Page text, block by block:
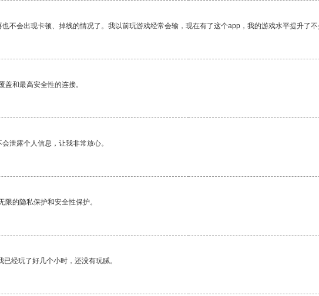
不会出现卡顿、掉线的情况了。我以前玩游戏经常会输，现在有了这个app，我的游戏水平提升了不
和最高安全性的连接。
泄露个人信息，让我非常放心。
的隐私保护和安全性保护。
经玩了好几个小时，还没有玩腻。